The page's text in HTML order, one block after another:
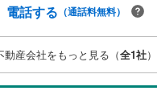
相談はもちろん、ご購入時に気
ではキッズスペースも完備！
ぜひお越しください。営業時
・水曜日 ※店舗により変動あ
ので、どうぞお気軽にお問い
電話する （通話料無料）
動産会社をもっと見る（全1社）